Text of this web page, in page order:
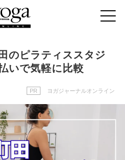
のピラティススタジ
いで気軽に比較
PR ヨガジャーナルオンライン